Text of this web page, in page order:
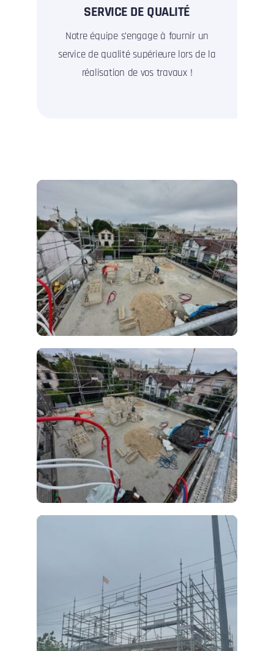
SERVICE DE QUALITÉ
Notre équipe s’engage à fournir un
service de qualité supérieure lors de la
réalisation de vos travaux !